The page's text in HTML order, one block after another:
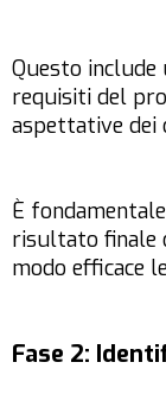
Questo include
requisiti del
aspettative dei
È
risultato finale
modo efficace le
Fase 2: